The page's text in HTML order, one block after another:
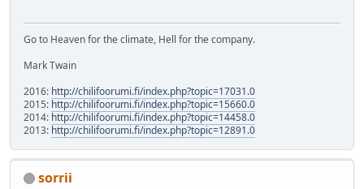
Go to Heaven for the climate, Hell for the company.
Mark Twain
2016: http://chilifoorumi.fi/index.php?topic=17031.0
2015: http://chilifoorumi.fi/index.php?topic=15660.0
2014: http://chilifoorumi.fi/index.php?topic=14458.0
2013: http://chilifoorumi.fi/index.php?topic=12891.0
sorrii